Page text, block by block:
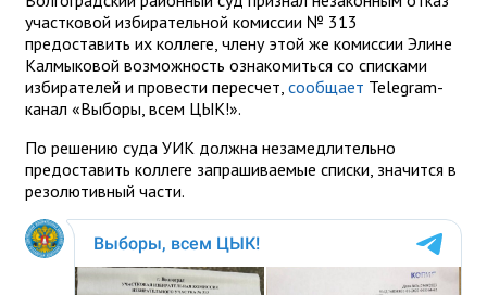
участковой избирательной комиссии № 313
предоставить их коллеге, члену этой же комиссии Элине
Калмыковой возможность ознакомиться со списками
избирателей и провести пересчет, сообщает Telegram-
канал «Выборы, всем ЦЫК!».
По решению суда УИК должна незамедлительно
предоставить коллеге запрашиваемые списки, значится в
резолютивный части.